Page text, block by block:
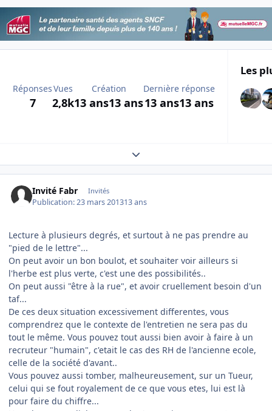
Réponses
7
Vues
2,8k
Création
13 ans13 ans
Dernière réponse
13 ans13 ans
Les
Expand topic overview
Invité Fabr Invités
Publication:23 mars 201313 ans
Lecture à plusieurs degrés, et surtout à ne pas prendre au
"pied de le lettre"...
On peut avoir un bon boulot, et souhaiter voir ailleurs si
l'herbe est plus verte, c'est une des possibilités..
On peut aussi "être à la rue", et avoir cruellement besoin d'un
taf...
De ces deux situation excessivement differentes, vous
comprendrez que le contexte de l'entretien ne sera pas du
tout le même. Vous pouvez tout aussi bien avoir à faire à un
recruteur "humain", c'etait le cas des RH de l'ancienne ecole,
celle de la société d'avant..
Vous pouvez aussi tomber, malheureusement, sur un Tueur,
celui qui se fout royalement de ce que vous etes, lui est là
pour faire du chiffre...